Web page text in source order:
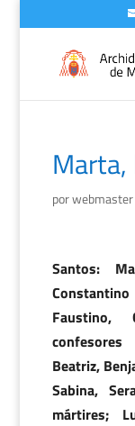
Marta,
porwebmaster
Santos:
Faustino,
Beatriz,
Sabina,
mártires;